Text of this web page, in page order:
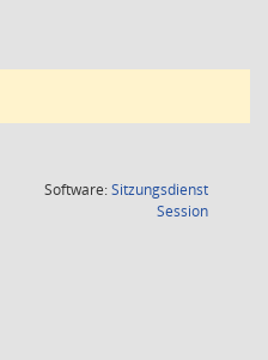
Software:Sitzungsdienst
Session(Wird in